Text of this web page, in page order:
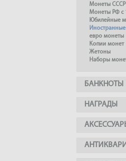
Монеты СССР
Монеты РФ с
Юбилейные
евро монеты
Копии монет
Жетоны
Наборы
БАНКНОТЫ
НАГРАДЫ